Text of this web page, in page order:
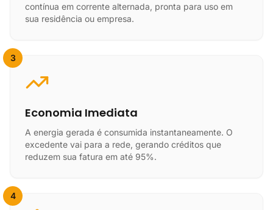
contínua em corrente alternada, pronta para uso em
sua residência ou empresa.
3
Economia Imediata
A energia gerada é consumida instantaneamente. O
excedente vai para a rede, gerando créditos que
reduzem sua fatura em até 95%.
4